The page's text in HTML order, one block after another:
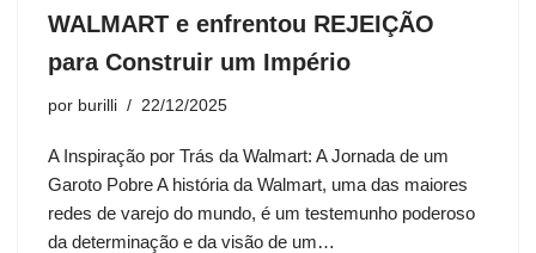
WALMART e enfrentou REJEIÇÃO
para Construir um Império
por burilli 22/12/2025
A Inspiração por Trás da Walmart: A Jornada de um
Garoto Pobre A história da Walmart, uma das maiores
redes de varejo do mundo, é um testemunho poderoso
da determinação e da visão de um…